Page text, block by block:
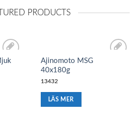
PRODUCTS
till i
Ajinomoto MSG
40x180g
13432
LÄS MER